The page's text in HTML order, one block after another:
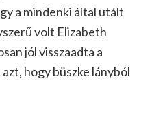
a mindenki által utált
volt Elizabeth
jól visszaadta a
hogy büszke lányból